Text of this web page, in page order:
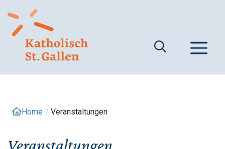
zum
Inhalt
Home / Veranstaltungen